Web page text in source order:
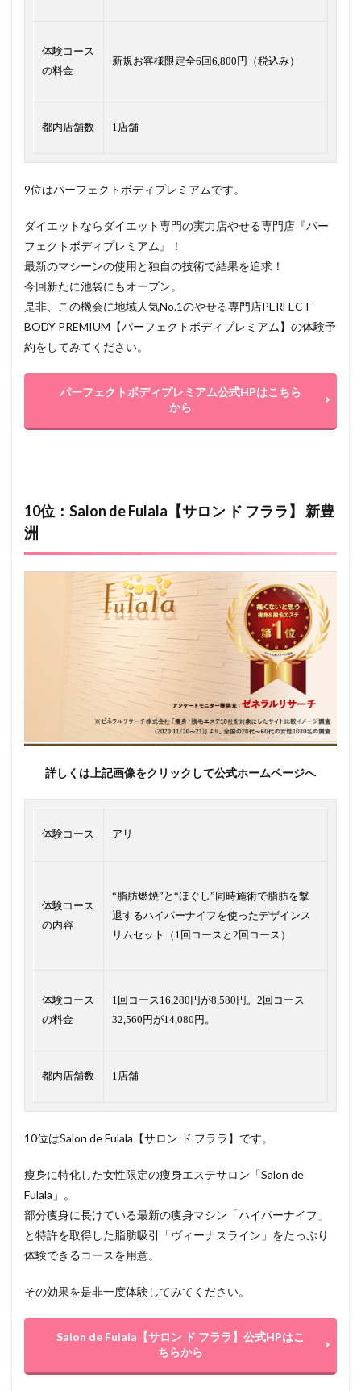
体験コース
の料金
新規お客様限定全6回6,800円（税込み）
都内店舗数 1店舗
9位はパーフェクトボディプレミアムです。
ダイエットならダイエット専門の実力店やせる専門店『パー
フェクトボディプレミアム』！
最新のマシーンの使用と独自の技術で結果を追求！
今回新たに池袋にもオープン。
是非、この機会に地域人気No.1のやせる専門店PERFECT
BODY PREMIUM【パーフェクトボディプレミアム】の体験予
約をしてみてください。
パーフェクトボディプレミアム公式HPはこちら
から
10位：Salon de Fulala【サロン ド フララ】 新豊
洲
詳しくは上記画像をクリックして公式ホームページへ
体験コース アリ
体験コース
の内容
“脂肪燃焼”と“ほぐし”同時施術で脂肪を撃
退するハイパーナイフを使ったデザインス
リムセット（1回コースと2回コース）
体験コース
の料金
1回コース16,280円が8,580円。2回コース
32,560円が14,080円。
都内店舗数 1店舗
10位はSalon de Fulala【サロン ド フララ】です。
痩身に特化した女性限定の痩身エステサロン「Salon de
Fulala」。
部分痩身に長けている最新の痩身マシン「ハイパーナイフ」
と特許を取得した脂肪吸引「ヴィーナスライン」をたっぷり
体験できるコースを用意。
その効果を是非一度体験してみてください。
Salon de Fulala【サロン ド フララ】公式HPはこ
ちらから